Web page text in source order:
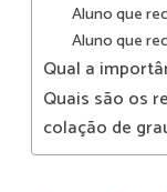
Aluno que
Aluno que
Qual a
Quais são os
colação de